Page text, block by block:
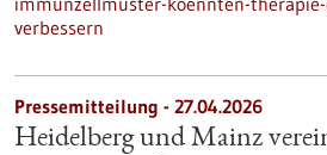
verbessern
Pressemitteilung - 27.04.2026
Heidelberg und Mainz